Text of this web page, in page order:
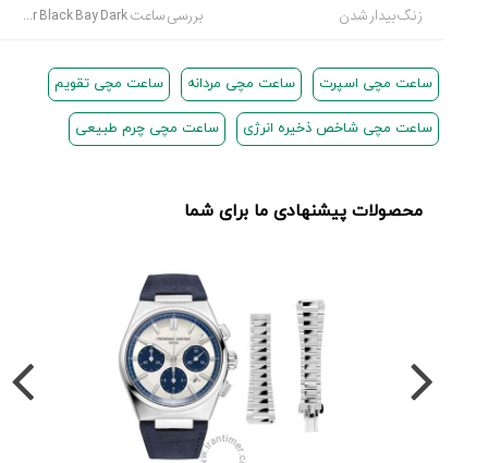
زنگ بیدار شدن بررسی ساعت Tudor Black Bay Dark
ساعت مچی اسپرت ساعت مچی مردانه ساعت مچی تقویم
ساعت مچی شاخص ذخیره انرژی ساعت مچی چرم طبیعی
محصولات پیشنهادی ما برای شما